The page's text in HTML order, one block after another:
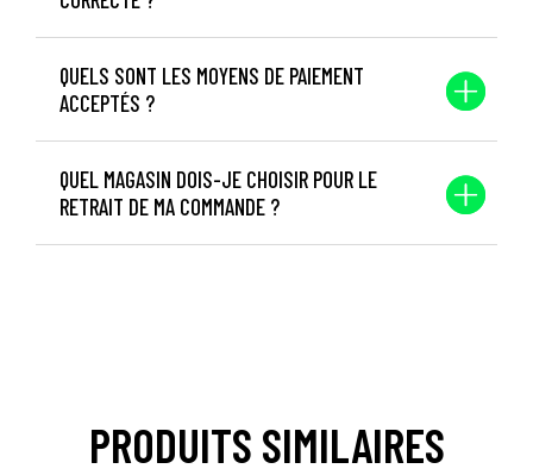
QUELS SONT LES MOYENS DE PAIEMENT
ACCEPTÉS ?
QUEL MAGASIN DOIS-JE CHOISIR POUR LE
RETRAIT DE MA COMMANDE ?
PRODUITS SIMILAIRES